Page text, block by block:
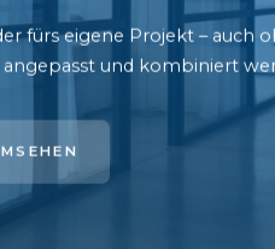
fürs eigene Projekt – auch
und kombiniert